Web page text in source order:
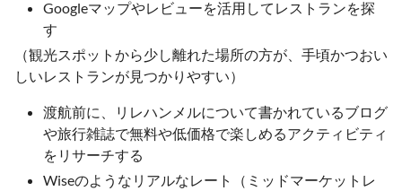
Googleマップやレビューを活用してレストランを探
す
（観光スポットから少し離れた場所の方が、手頃かつおい
しいレストランが見つかりやすい）
渡航前に、リレハンメルについて書かれているブログ
や旅行雑誌で無料や低価格で楽しめるアクティビティ
をリサーチする
Wiseのようなリアルなレート（ミッドマーケットレ